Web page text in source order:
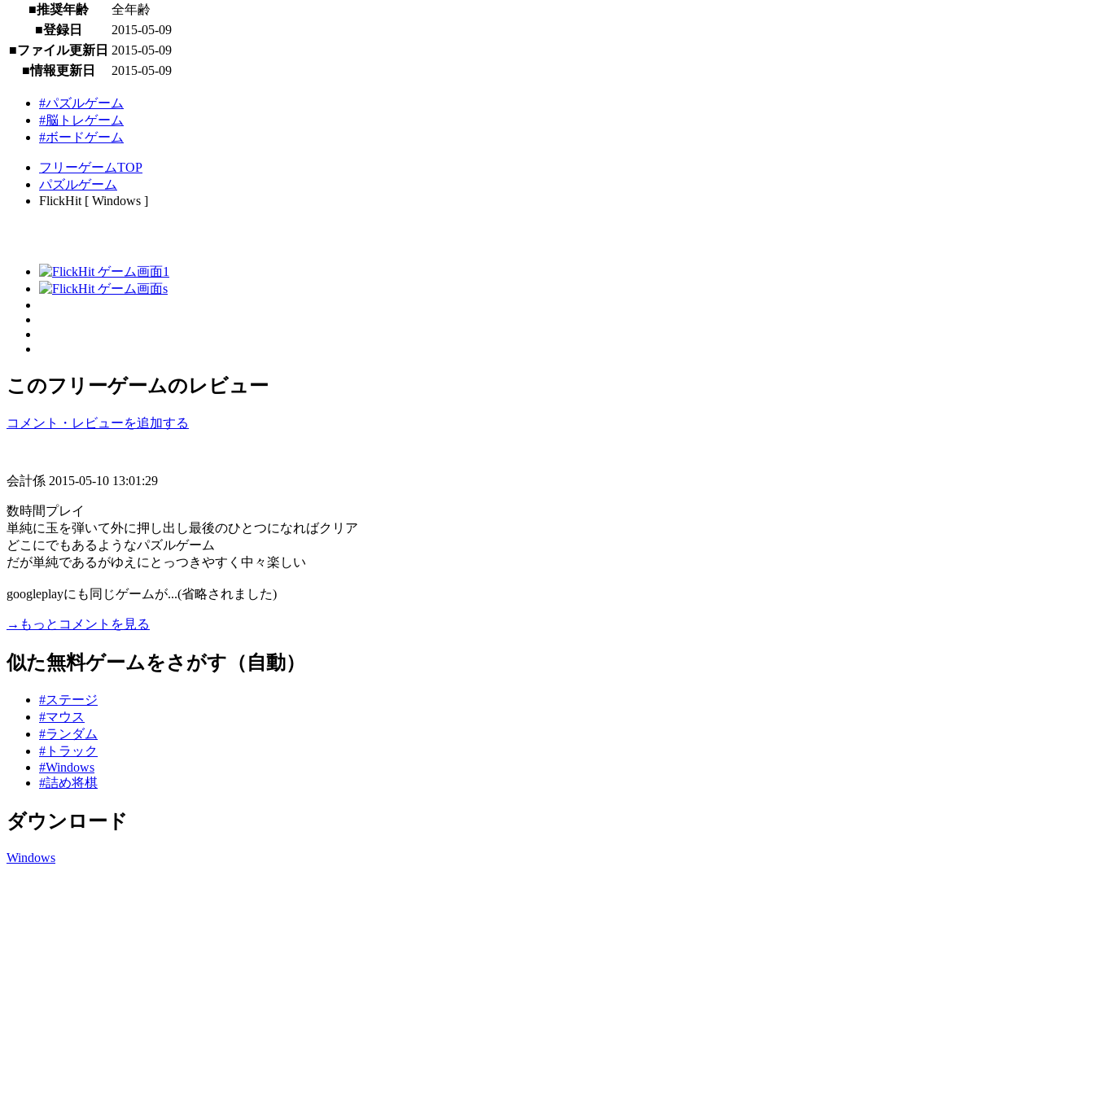
■推奨年齢
全年齢
■登録日
2015-05-09
■ファイル更新日 2015-05-09
■情報更新日
2015-05-09
#パズルゲーム
#脳トレゲーム
#ボードゲーム
フリーゲームTOP
パズルゲーム
FlickHit [ Windows ]
このフリーゲームのレビュー
コメント・レビューを追加する
会計係 2015-05-10 13:01:29
数時間プレイ
単純に玉を弾いて外に押し出し最後のひとつになればクリア
どこにでもあるようなパズルゲーム
だが単純であるがゆえにとっつきやすく中々楽しい
googleplayにも同じゲームが...(省略されました)
→もっとコメントを見る
似た無料ゲームをさがす（自動）
#ステージ
#マウス
#ランダム
#トラック
#Windows
#詰め将棋
ダウンロード
Windows